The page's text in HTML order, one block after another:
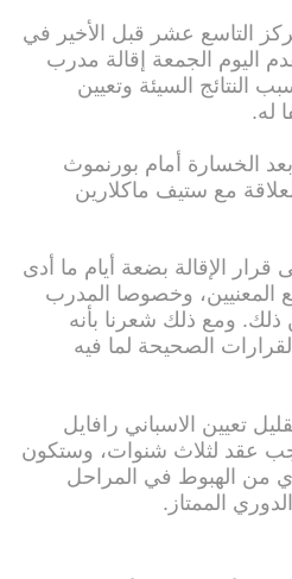
التاسع عشر قبل الأخير في
اليوم الجمعة إقالة مدرب
النتائج السيئة وتعيين
له.
الخسارة أمام بورنموث
مع ستيف ماكلارين
الإقالة بضعة أيام ما أدى
المعنيين، وخصوصا المدرب
ذلك. ومع ذلك شعرنا بأنه
الصحيحة لما فيه
تعيين الاسباني رافايل
عقد لثلاث شنوات، وستكون
من الهبوط في المراحل
الممتاز.